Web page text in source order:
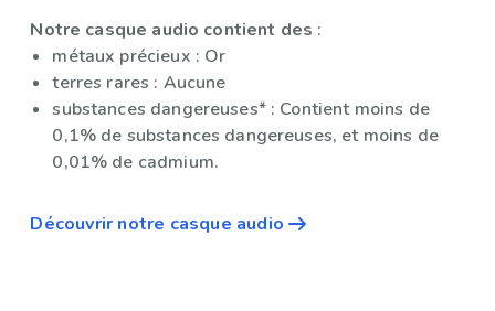
Notre casque audio contient des :
métaux précieux : Or
terres rares : Aucune
substances dangereuses* : Contient moins de
0,1% de substances dangereuses, et moins de
0,01% de cadmium.
Découvrir notre casque audio